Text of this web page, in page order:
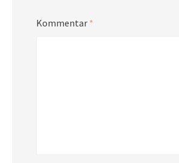
Kommentar *